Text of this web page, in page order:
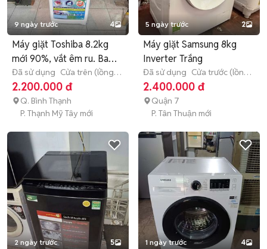
9 ngày trước 4
Máy giặt Toshiba 8.2kg
mới 90%, vắt êm ru. Bao
lăp
Đã sử dụng Cửa trên (lồng
đứng) 8 - 8.9 kg
2.200.000 đ
Q. Bình Thạnh
P. Thạnh Mỹ Tây mới
5 ngày trước 2
Máy giặt Samsung 8kg
Inverter Trắng
Đã sử dụng Cửa trước (lồng
ngang) 8 - 8.9 kg
2.400.000 đ
Quận 7
P. Tân Thuận mới
2 ngày trước 5 1 ngày trước 4